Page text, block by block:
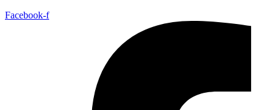
Facebook-f